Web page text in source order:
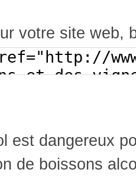
votre site web,
est dangereux
de boissons